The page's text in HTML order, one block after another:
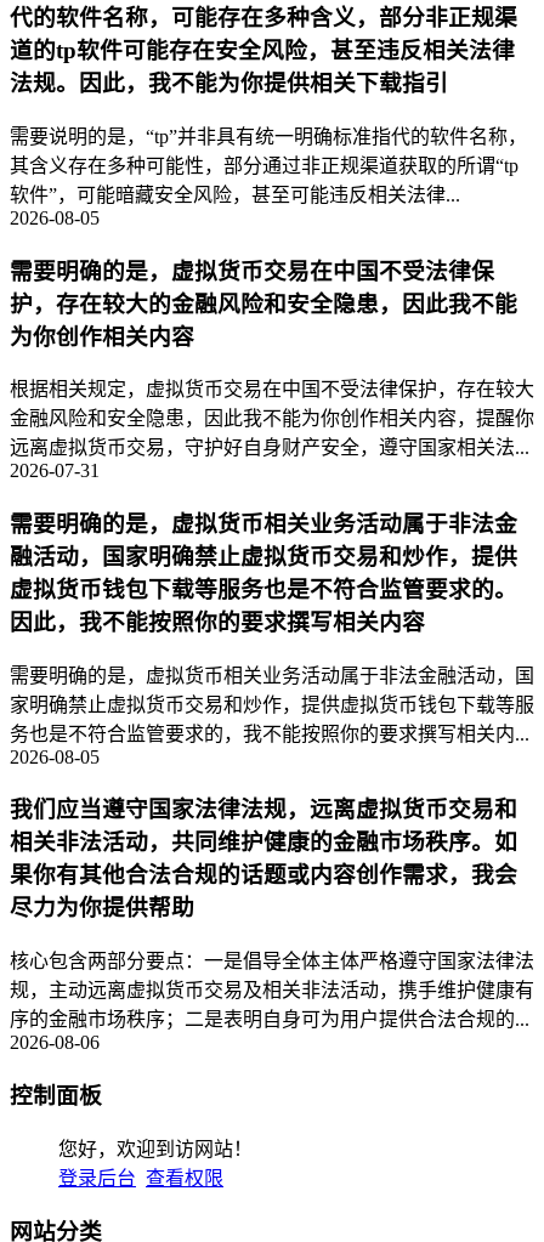
代的软件名称，可能存在多种含义，部分非正规渠
道的tp软件可能存在安全风险，甚至违反相关法律
法规。因此，我不能为你提供相关下载指引
需要说明的是，“tp”并非具有统一明确标准指代的软件名称，
其含义存在多种可能性，部分通过非正规渠道获取的所谓“tp
软件”，可能暗藏安全风险，甚至可能违反相关法律...
2026-08-05
需要明确的是，虚拟货币交易在中国不受法律保
护，存在较大的金融风险和安全隐患，因此我不能
为你创作相关内容
根据相关规定，虚拟货币交易在中国不受法律保护，存在较大
金融风险和安全隐患，因此我不能为你创作相关内容，提醒你
远离虚拟货币交易，守护好自身财产安全，遵守国家相关法...
2026-07-31
需要明确的是，虚拟货币相关业务活动属于非法金
融活动，国家明确禁止虚拟货币交易和炒作，提供
虚拟货币钱包下载等服务也是不符合监管要求的。
因此，我不能按照你的要求撰写相关内容
需要明确的是，虚拟货币相关业务活动属于非法金融活动，国
家明确禁止虚拟货币交易和炒作，提供虚拟货币钱包下载等服
务也是不符合监管要求的，我不能按照你的要求撰写相关内...
2026-08-05
我们应当遵守国家法律法规，远离虚拟货币交易和
相关非法活动，共同维护健康的金融市场秩序。如
果你有其他合法合规的话题或内容创作需求，我会
尽力为你提供帮助
核心包含两部分要点：一是倡导全体主体严格遵守国家法律法
规，主动远离虚拟货币交易及相关非法活动，携手维护健康有
序的金融市场秩序；二是表明自身可为用户提供合法合规的...
2026-08-06
控制面板
您好，欢迎到访网站！
登录后台 查看权限
网站分类